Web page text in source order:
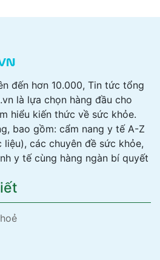
đến hơn 10.000, Tin tức tổng
là lựa chọn hàng đầu cho
hiểu kiến thức về sức khỏe.
bao gồm: cẩm nang y tế A-Z
các chuyên đề sức khỏe,
y tế cùng hàng ngàn bí quyết